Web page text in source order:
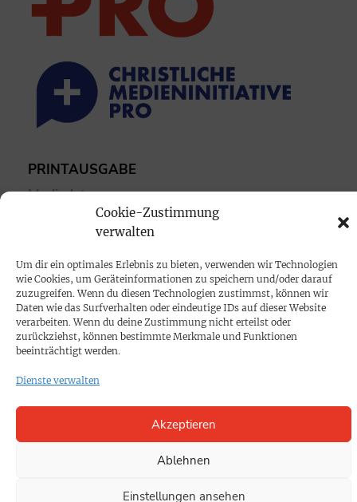
Cookie-Zustimmung
verwalten
Um dir ein optimales Erlebnis zu bieten, verwenden wir Technologien
wie Cookies, um Geräteinformationen zu speichern und/oder darauf
zuzugreifen. Wenn du diesen Technologien zustimmst, können wir
Daten wie das Surfverhalten oder eindeutige IDs auf dieser Website
verarbeiten. Wenn du deine Zustimmung nicht erteilst oder
zurückziehst, können bestimmte Merkmale und Funktionen
beeinträchtigt werden.
Dienste verwalten
Akzeptieren
Ablehnen
Einstellungen ansehen
PRINTAUSGABE
Mediadaten
PROKOMPAKT
Impressum
SPENDEN
Datenschutz
KONTAKT
Cookie-Richtlinie